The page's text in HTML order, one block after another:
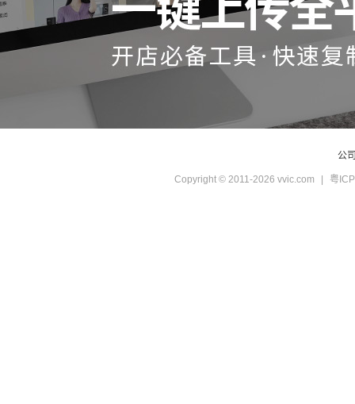
公
Copyright © 2011-2026 vvic.com 粤